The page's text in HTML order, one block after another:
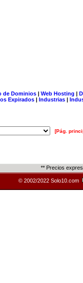
de Dominios| Web Hosting |
Expirados | Industrias |
[Pág.
** Precios
© 2002/2022 Solo10.com